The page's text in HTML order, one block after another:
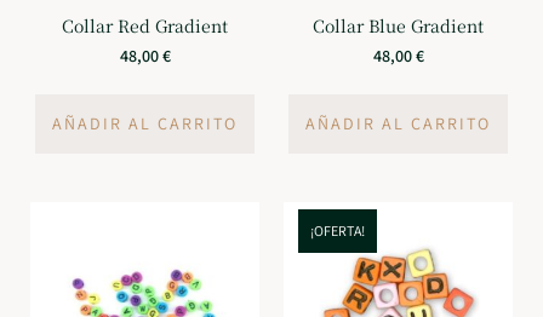
Collar Red Gradient
48,00€
AÑADIR AL CARRITO
Collar Blue Gradient
48,00€
AÑADIR AL CARRITO
¡OFERTA!